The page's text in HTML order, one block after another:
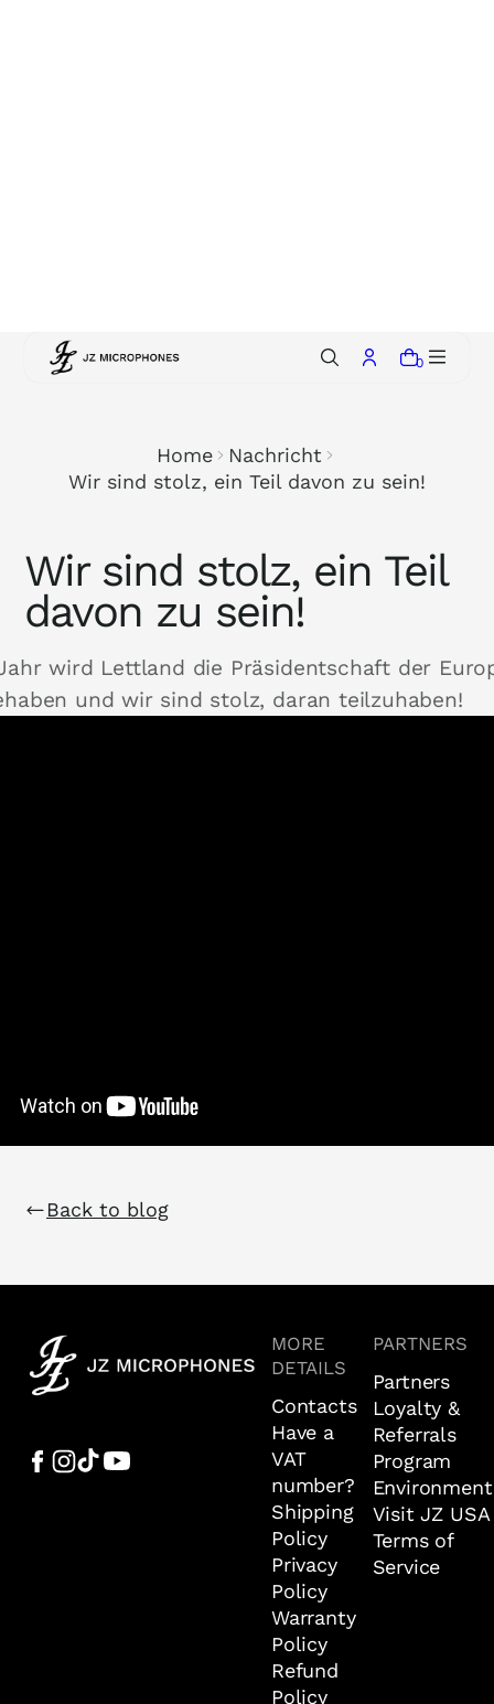
0
Home
Nachricht
Wir sind stolz, ein Teil davon zu sein!
Wir sind stolz, ein Teil
davon zu sein!
wird Lettland die Präsidentschaft der
und wir sind stolz, daran teilzuhaben!
Back to blog
MORE
DETAILS
Contacts
Have a
VAT
number?
Shipping
Policy
Privacy
Policy
Warranty
Policy
Refund
Policy
PARTNERS
Partners
Loyalty &
Referrals
Program
Environment
Visit JZ USA
Terms of
Service